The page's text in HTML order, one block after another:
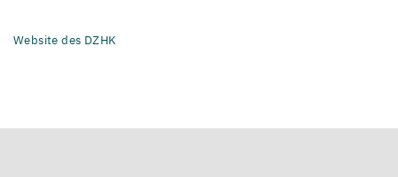
Website des DZHK